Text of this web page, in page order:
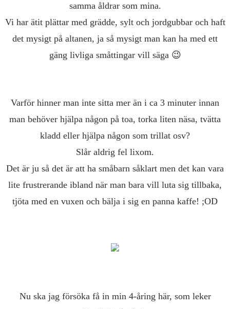
samma åldrar som mina.
Vi har ätit plättar med grädde, sylt och jordgubbar och haft
det mysigt på altanen, ja så mysigt man kan ha med ett
gäng livliga småttingar vill säga 😉
Varför hinner man inte sitta mer än i ca 3 minuter innan
man behöver hjälpa någon på toa, torka liten näsa, tvätta
kladd eller hjälpa någon som trillat osv?
Slår aldrig fel lixom.
Det är ju så det är att ha småbarn såklart men det kan vara
lite frustrerande ibland när man bara vill luta sig tillbaka,
tjöta med en vuxen och bälja i sig en panna kaffe! ;OD
Nu ska jag försöka få in min 4-åring här, som leker